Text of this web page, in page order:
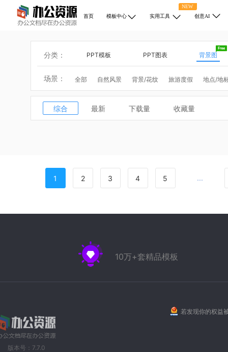
首页 模板中心
NEW
实用工具
创意AI
分类： PPT模板 PPT图表 背景图
场景： 全部 自然风景 背景/花纹 旅游度假 地点/地
动物 医学/健康 商业/金融 宗教 科学/技术
综合 最新 下载量 收藏量
1 2 3 4 5 ...
10万+套精品模板
版本号：7.7.0
若发现你的权益